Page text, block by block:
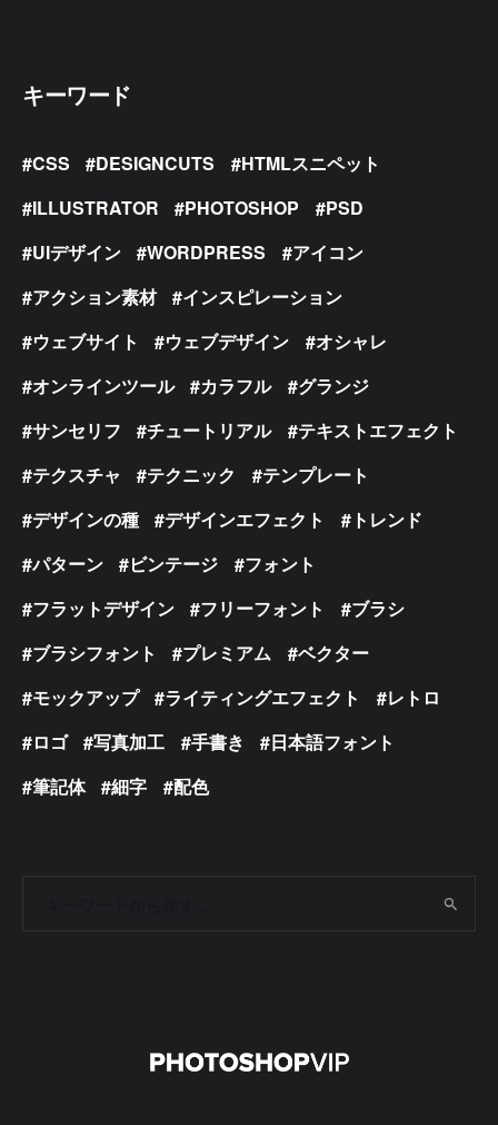
キーワード
CSS DESIGNCUTS
HTMLスニペット
ILLUSTRATOR
PHOTOSHOP
PSD
UIデザイン
WORDPRESS
アイコン
アクション素材
インスピレーション
ウェブサイト
ウェブデザイン
オシャレ
オンラインツール
カラフル
グランジ
サンセリフ
チュートリアル
テキストエフェクト
テクスチャ
テクニック
テンプレート
デザインの種
デザインエフェクト
トレンド
パターン
ビンテージ
フォント
フラットデザイン
フリーフォント
ブラシ
ブラシフォント
プレミアム
ベクター
モックアップ
ライティングエフェクト
レトロ
ロゴ
写真加工 手書き
日本語フォント
筆記体
細字 配色